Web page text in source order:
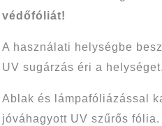
védőfóliát!
A használati helységbe
UV sugárzás éri a
Ablak és lámpafóliázással
jóváhagyott UV szűrős fólia.